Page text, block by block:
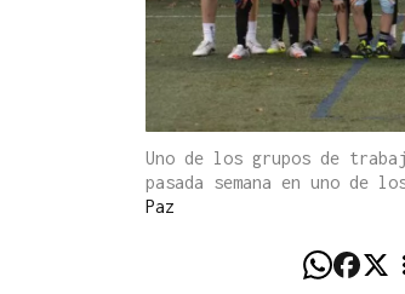
Uno de los grupos de
pasada semana en uno de
Paz